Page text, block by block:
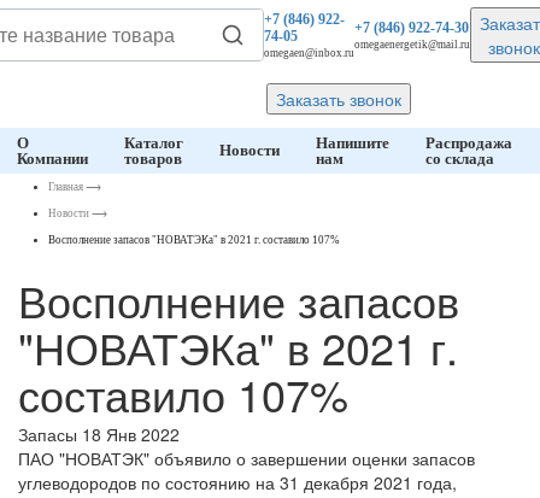
+7 (846)922-
74-05
omegaen@inbox.ru
+7 (846)922-74-30
omegaenergetik@mail.ru
звонок
Заказать звонок
О
Компании
Каталог
товаров
Новости
Напишите
нам
Распродажа
со склада
Главная ⟶
Новости ⟶
Восполнение запасов "НОВАТЭКа" в 2021 г. составило 107%
Восполнение запасов
"НОВАТЭКа" в 2021 г.
составило 107%
Запасы 18 Янв 2022
ПАО "НОВАТЭК" объявило о завершении оценки запасов
углеводородов по состоянию на 31 декабря 2021 года,